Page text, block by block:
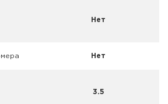
Нет
Нет
3.5